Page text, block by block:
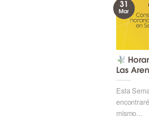
Las
Esta
mismo...
31
Mar